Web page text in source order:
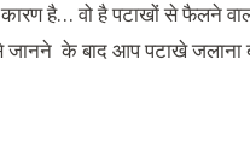
है… वो है पटाखों से फैलने
जानने के बाद आप पटाखे जलाना